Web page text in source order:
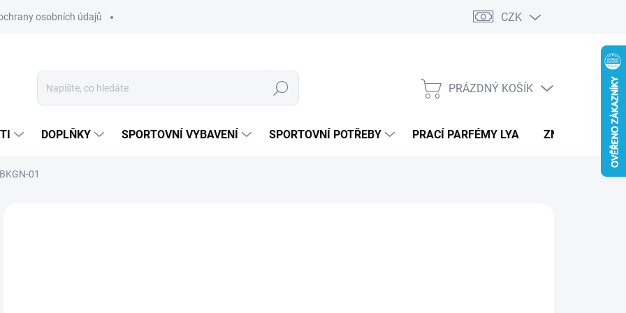
osobních údajů CZK
Hledat
NÁKUPNÍ
PRÁZDNÝ KOŠÍK
DOPLŇKY SPORTOVNÍ VYBAVENÍ SPORTOVNÍ POTŘEBY PRACÍ PARFÉMY LYA ZNAČKY
01